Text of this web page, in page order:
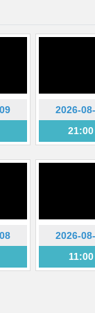
2026-
21:00
2026-
11:00